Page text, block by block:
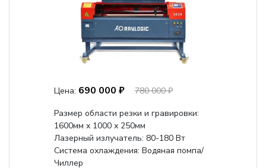
Цена: 690 000 ₽
780 000 ₽
Размер области резки и гравировки:
1600мм х 1000 х 250мм
Лазерный излучатель: 80-180 Вт
Система охлаждения: Водяная помпа/
Чиллер